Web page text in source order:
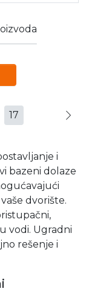
17
i
bazeni dolaze
dvorište.
vodi. Ugradni
rešenje i